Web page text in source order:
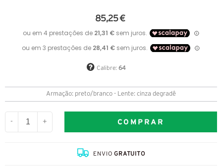
85,25 €
Calibre: 64
Armação: preto/branco - Lente: cinza degradê
- + COMPRAR
ENVIOGRATUITO